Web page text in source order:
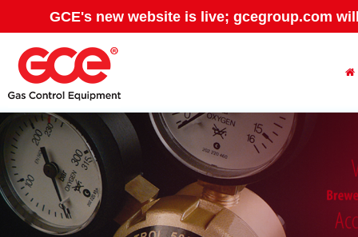
GCE's new website is live; gcegroup.com